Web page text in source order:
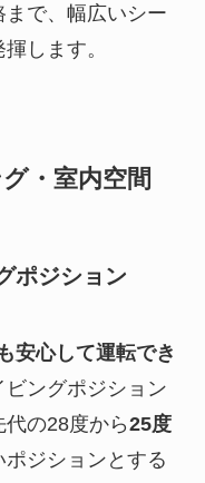
で、幅広いシー
します。
・室内空間
ポジション
安心して運転でき
ビングポジション
の28度から25度
ジションとする